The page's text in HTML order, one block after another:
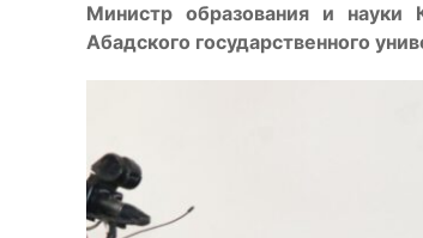
Министр образования и науки
Абадского государственного